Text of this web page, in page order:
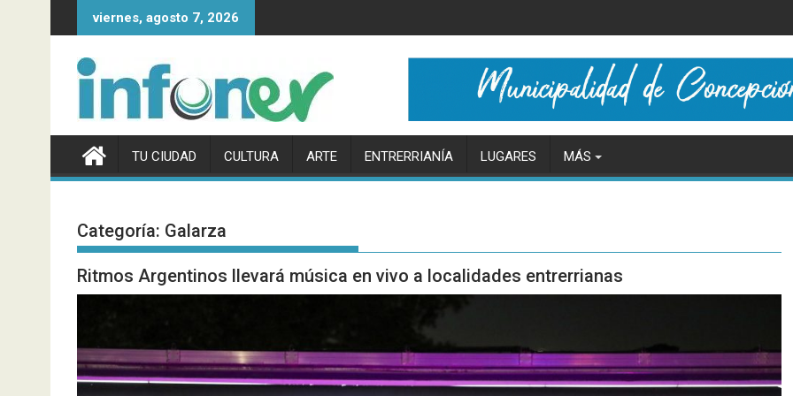
al
viernes, agosto 7, 2026
TU CIUDAD CULTURA ARTE ENTRERRIANÍA LUGARES MÁS
Categoría: Galarza
Ritmos Argentinos llevará música en vivo a localidades entrerrianas